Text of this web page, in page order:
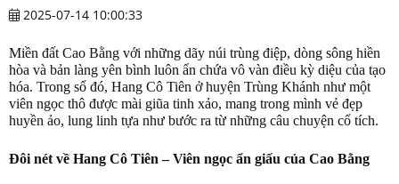
2025-07-14 10:00:33
Miền đất Cao Bằng với những dãy núi trùng điệp, dòng sông hiền
hòa và bản làng yên bình luôn ẩn chứa vô vàn điều kỳ diệu của tạo
hóa. Trong số đó, Hang Cô Tiên ở huyện Trùng Khánh như một
viên ngọc thô được mài giũa tinh xảo, mang trong mình vẻ đẹp
huyền ảo, lung linh tựa như bước ra từ những câu chuyện cổ tích.
Đôi nét về Hang Cô Tiên – Viên ngọc ẩn giấu của Cao Bằng